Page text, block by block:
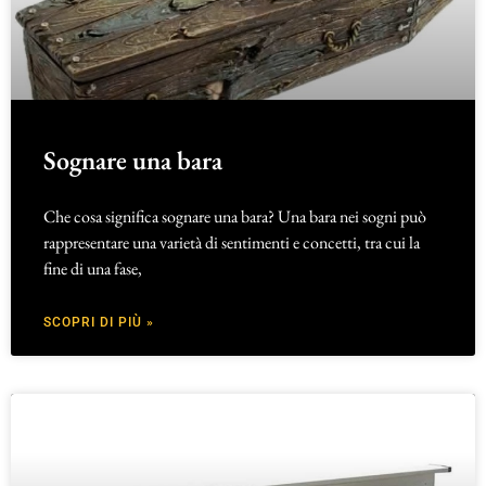
Sognare una bara
Che cosa significa sognare una bara? Una bara nei sogni può
rappresentare una varietà di sentimenti e concetti, tra cui la
fine di una fase,
SCOPRI DI PIÙ »